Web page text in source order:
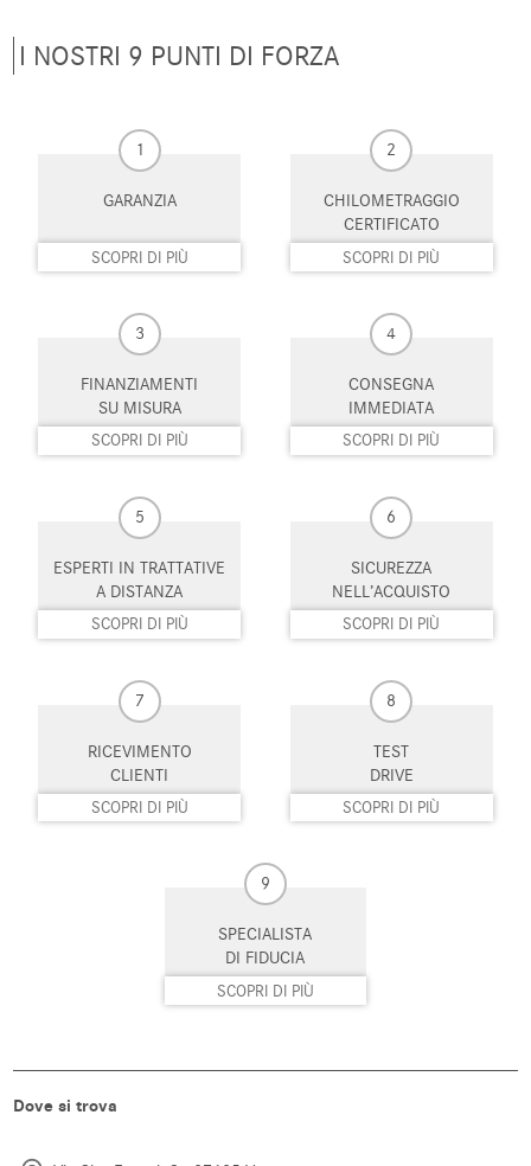
Luce d'ambiente
Park Distance Control
Portellone posteriore elettrico Regolazione elettrica sedili
Riconoscimento dei segnali
stradali
Schermo multifunzione
interamente digitale
Sedile passeggero ribaltabile Sedili riscaldati
Sensore di pioggia Sensori di parcheggio anteriori
Sistema di avviso di distanza Sistema di chiamata d'emergenza
Sistema di navigazione Sistema di parcheggio automatico
Sistema di riconoscimento della
stanchezza
Specchietti laterali elettrici
Start/Stop Automatico Supporto lombare
Trazione integrale
Vivavoce
Volante multifunzione
I NOSTRI 9 PUNTI DI FORZA
1
GARANZIA
SCOPRI DI PIÙ
2
CHILOMETRAGGIO
CERTIFICATO
SCOPRI DI PIÙ
3
FINANZIAMENTI
SU MISURA
SCOPRI DI PIÙ
4
CONSEGNA
IMMEDIATA
SCOPRI DI PIÙ
5
ESPERTI IN TRATTATIVE
A DISTANZA
SCOPRI DI PIÙ
6
SICUREZZA
NELL’ACQUISTO
SCOPRI DI PIÙ
7
RICEVIMENTO
CLIENTI
SCOPRI DI PIÙ
8
TEST
DRIVE
SCOPRI DI PIÙ
9
SPECIALISTA
DI FIDUCIA
SCOPRI DI PIÙ
Dove si trova